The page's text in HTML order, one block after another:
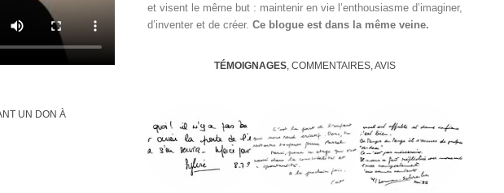
UN DON À
et visent le même but : maintenir en vie l’enthousiasme d’imaginer,
d’inventer et de créer. Ce blogue est dans la même veine.
TÉMOIGNAGES , COMMENTAIRES, AVIS